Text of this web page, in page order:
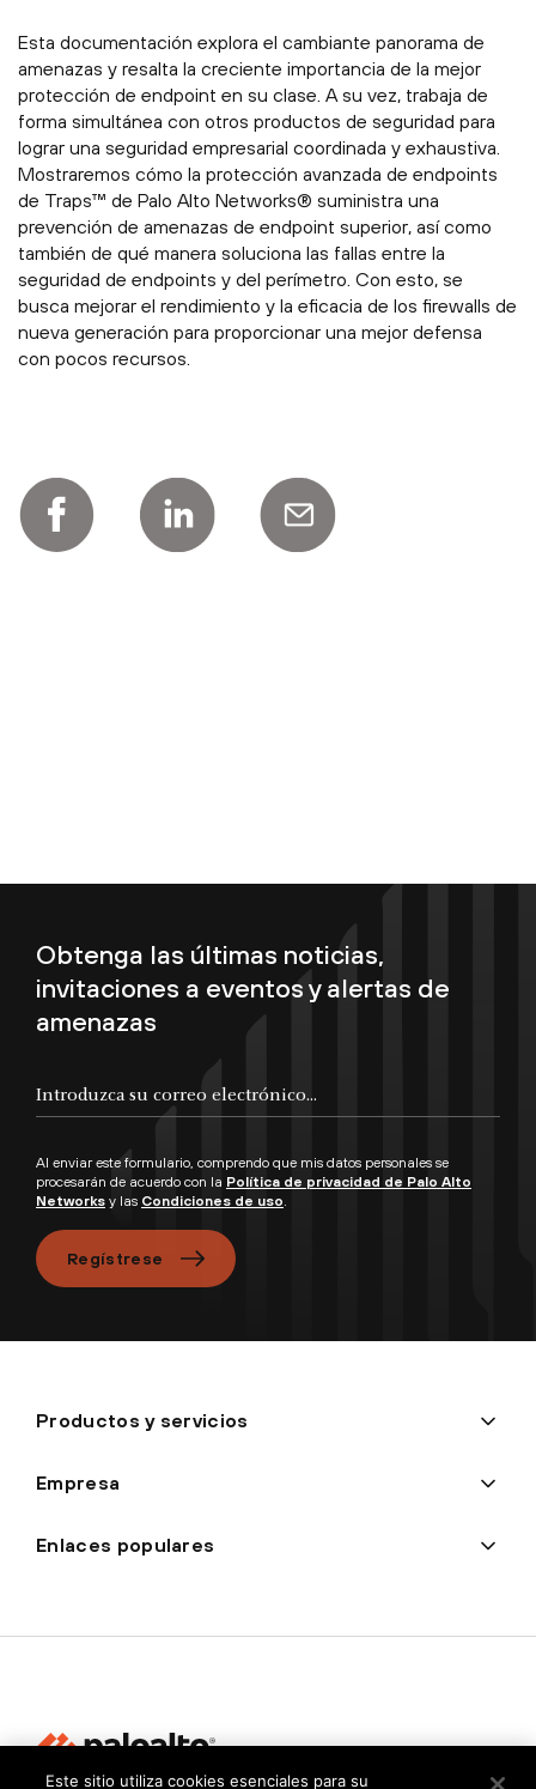
Esta documentación explora el cambiante panorama de
amenazas y resalta la creciente importancia de la mejor
protección de endpoint en su clase. A su vez, trabaja de
forma simultánea con otros productos de seguridad para
lograr una seguridad empresarial coordinada y exhaustiva.
Mostraremos cómo la protección avanzada de endpoints
de Traps™ de Palo Alto Networks® suministra una
prevención de amenazas de endpoint superior, así como
también de qué manera soluciona las fallas entre la
seguridad de endpoints y del perímetro. Con esto, se
busca mejorar el rendimiento y la eficacia de los firewalls de
nueva generación para proporcionar una mejor defensa
con pocos recursos.
Obtenga las últimas noticias,
invitaciones a eventos y alertas de
amenazas
Al enviar este formulario, comprendo que mis datos personales se
procesarán de acuerdo con la Política de privacidad de Palo Alto
Networks y las Condiciones de uso.
Regístrese
Productos y servicios
Empresa
Enlaces populares
Este sitio utiliza cookies esenciales para su